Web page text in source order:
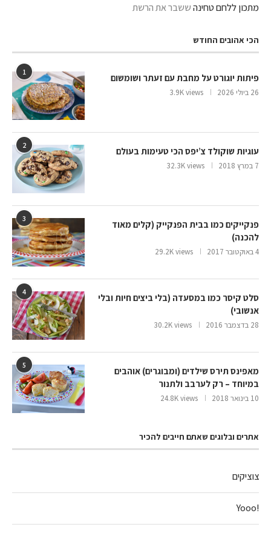
מתכון ללחם טחינהששבר את הרשת
הכי אהובים החודש
1
פיתות יוגורט על מחבת עם זעתר ושומשום
26 ביולי 2026 3.9K views
2
עוגיות שוקולד צ’יפס הכי טעימות בעולם
7 במרץ 2018 32.3K views
3
פנקייקים כמו בבית הפנקייק (קלים מאוד
להכנה)
4 באוקטובר 2017 29.2K views
4
סלט קיסר כמו במסעדה (בלי ביצים חיות ובלי
אנשובי)
28 בדצמבר 2016 30.2K views
5
מאפינס תירס שילדים (ומבוגרים) אוהבים
במיוחד – רק לערבב ולתנור
10 בינואר 2018 24.8K views
אתרים ובלוגים שאתם חייבים להכיר
צוציקים
!Yooo